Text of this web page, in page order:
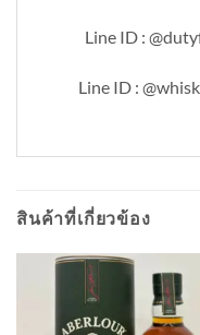
Line ID :
Line ID :
สินค้าที่เกี่ยวข้อง